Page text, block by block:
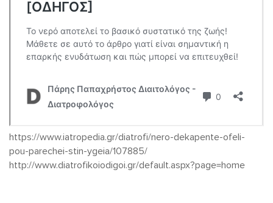
https://www.iatropedia.gr/diatrofi/nero-dekapente-ofeli-
pou-parechei-stin-ygeia/107885/
http://www.diatrofikoiodigoi.gr/default.aspx?page=home